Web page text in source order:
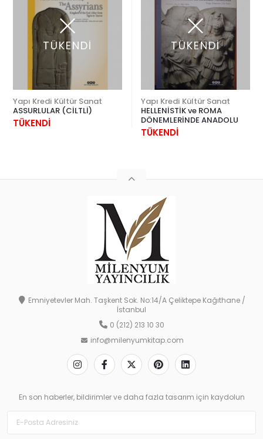
TÜKENDİ
Yapı Kredi Kültür Sanat
ASSURLULAR (CİLTLİ)
TÜKENDİ
TÜKENDİ
Yapı Kredi Kültür Sanat
HELLENİSTİK ve ROMA
DÖNEMLERİNDE ANADOLU
TÜKENDİ
Emniyetevler Mah. Taşkent Sok. No:14/A Çeliktepe Kağıthane /
İstanbul
0 (212) 213 10 30
info@milenyumkitap.com
En son haberler, bildirimler ve daha fazla tasarım için kaydolun